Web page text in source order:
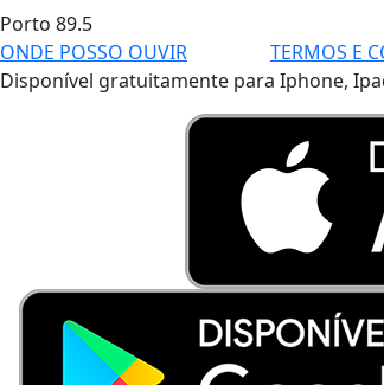
Porto 89.5
ONDE POSSO OUVIR
TERMOS E
Disponível gratuitamente para Iphone,